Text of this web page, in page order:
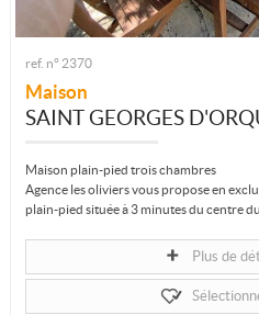
ref. n° 2370
Maison
SAINT GEORGES
Maison plain-pied trois chambres
Agence les oliviers vous propose en
plain-pied située à 3 minutes du centre
Plus de